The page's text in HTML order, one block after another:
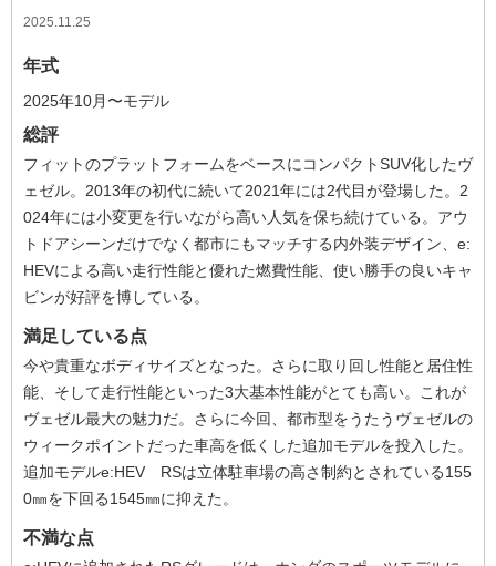
2025.11.25
年式
2025年10月〜モデル
総評
フィットのプラットフォームをベースにコンパクトSUV化したヴ
ェゼル。2013年の初代に続いて2021年には2代目が登場した。2
024年には小変更を行いながら高い人気を保ち続けている。アウ
トドアシーンだけでなく都市にもマッチする内外装デザイン、e:
HEVによる高い走行性能と優れた燃費性能、使い勝手の良いキャ
ビンが好評を博している。
満足している点
今や貴重なボディサイズとなった。さらに取り回し性能と居住性
能、そして走行性能といった3大基本性能がとても高い。これが
ヴェゼル最大の魅力だ。さらに今回、都市型をうたうヴェゼルの
ウィークポイントだった車高を低くした追加モデルを投入した。
追加モデルe:HEV RSは立体駐車場の高さ制約とされている155
0㎜を下回る1545㎜に抑えた。
不満な点